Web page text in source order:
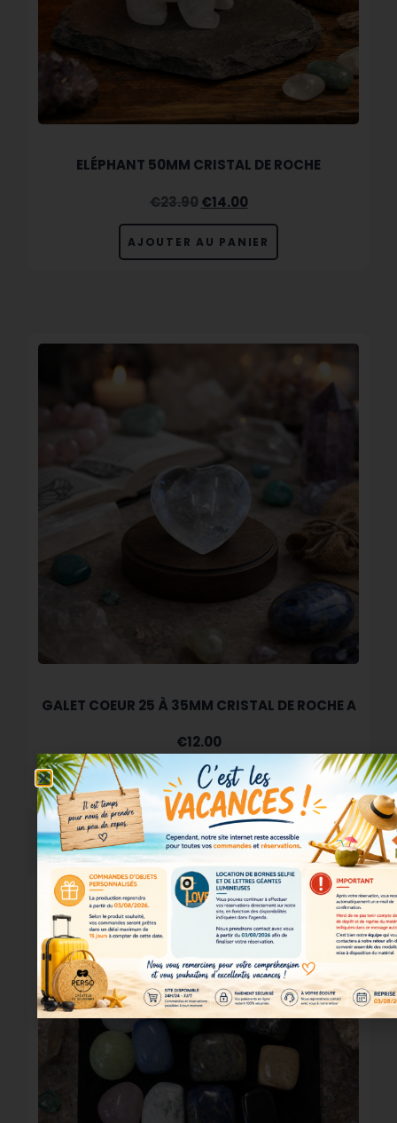
ELÉPHANT 50MM CRISTAL DE ROCHE
€23.90 €14.00
AJOUTER AU PANIER
GALET COEUR 25 À 35MM CRISTAL DE ROCHE A
€12.00
AJOUTER AU PANIER